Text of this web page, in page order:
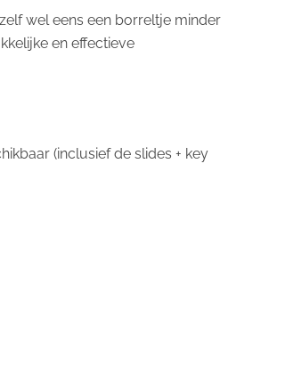
wel eens een borreltje minder
en effectieve
(inclusief de slides + key